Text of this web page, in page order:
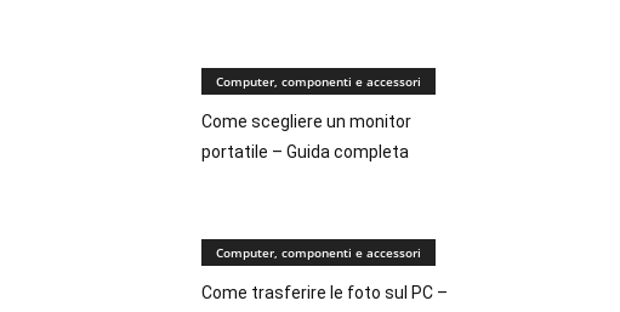
Computer, componenti e accessori
Come scegliere un monitor
portatile – Guida completa
Computer, componenti e accessori
Come trasferire le foto sul PC –